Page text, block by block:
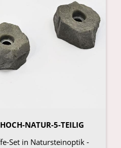
HOCH-NATUR-5-TEILIG
Set in Natursteinoptik -